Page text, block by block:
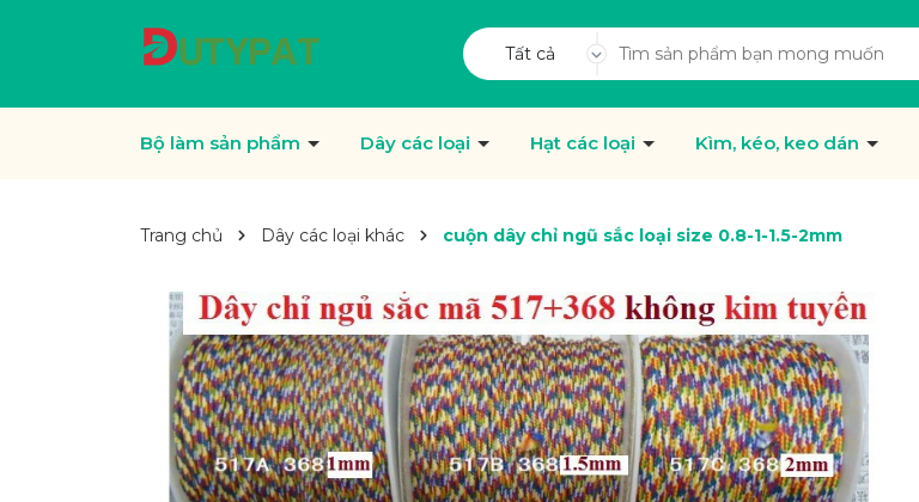
Tất cả
Bộ làm sản phẩm Dây các loại Hạt các loại Kìm, kéo, keo dán
Trang chủ Dây các loại khác cuộn dây chỉ ngũ sắc loại size 0.8-1-1.5-2mm